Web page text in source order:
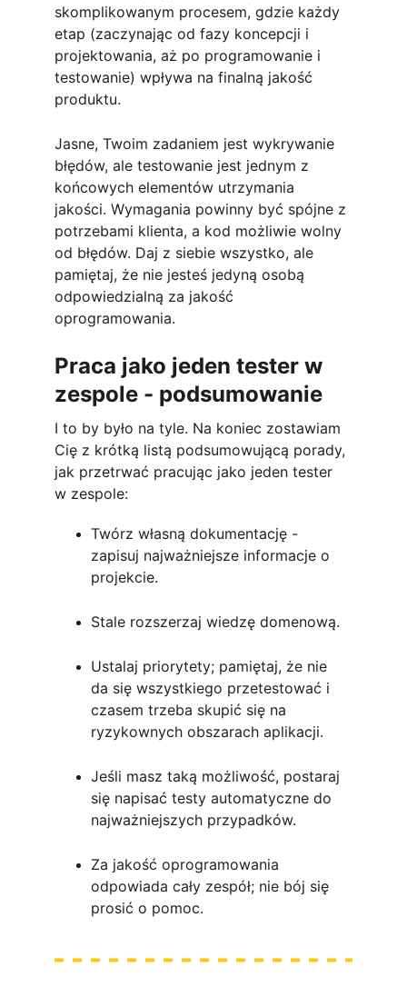
skomplikowanym procesem, gdzie każdy
etap (zaczynając od fazy koncepcji i
projektowania, aż po programowanie i
testowanie) wpływa na finalną jakość
produktu.
Jasne, Twoim zadaniem jest wykrywanie
błędów, ale testowanie jest jednym z
końcowych elementów utrzymania
jakości. Wymagania powinny być spójne z
potrzebami klienta, a kod możliwie wolny
od błędów. Daj z siebie wszystko, ale
pamiętaj, że nie jesteś jedyną osobą
odpowiedzialną za jakość
oprogramowania.
Praca jako jeden tester w
zespole - podsumowanie
I to by było na tyle. Na koniec zostawiam
Cię z krótką listą podsumowującą porady,
jak przetrwać pracując jako jeden tester
w zespole:
Twórz własną dokumentację -
zapisuj najważniejsze informacje o
projekcie.
Stale rozszerzaj wiedzę domenową.
Ustalaj priorytety; pamiętaj, że nie
da się wszystkiego przetestować i
czasem trzeba skupić się na
ryzykownych obszarach aplikacji.
Jeśli masz taką możliwość, postaraj
się napisać testy automatyczne do
najważniejszych przypadków.
Za jakość oprogramowania
odpowiada cały zespół; nie bój się
prosić o pomoc.